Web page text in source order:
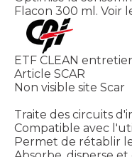
Flacon 300 ml. Voir
ETF CLEAN
Article SCAR
Non visible site Scar
Traite des circuits
Compatible avec
Permet de rétablir